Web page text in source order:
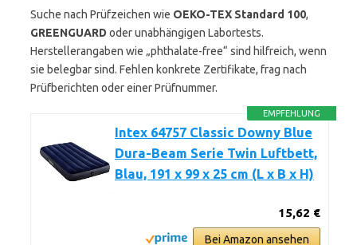
Suche nach Prüfzeichen wie OEKO-TEX Standard 100,
GREENGUARD oder unabhängigen Labortests.
Herstellerangaben wie „phthalate-free“ sind hilfreich, wenn
sie belegbar sind. Fehlen konkrete Zertifikate, frag nach
Prüfberichten oder einer Prüfnummer.
EMPFEHLUNG
Intex 64757 Classic Downy Blue
Dura-Beam Serie Twin Luftbett,
Blau, 191 x 99 x 25 cm (L x B x H)
15,62 €
Bei Amazon ansehen